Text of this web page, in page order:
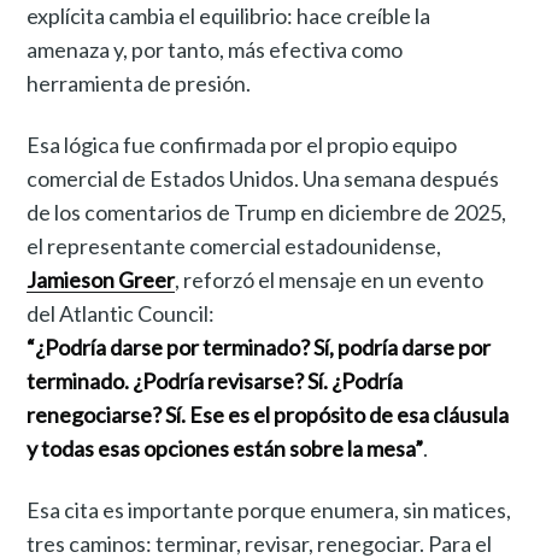
explícita cambia el equilibrio: hace creíble la
amenaza y, por tanto, más efectiva como
herramienta de presión.
Esa lógica fue confirmada por el propio equipo
comercial de Estados Unidos. Una semana después
de los comentarios de Trump en diciembre de 2025,
el representante comercial estadounidense,
Jamieson Greer, reforzó el mensaje en un evento
del Atlantic Council:
“¿Podría darse por terminado? Sí, podría darse por
terminado. ¿Podría revisarse? Sí. ¿Podría
renegociarse? Sí. Ese es el propósito de esa cláusula
y todas esas opciones están sobre la mesa”.
Esa cita es importante porque enumera, sin matices,
tres caminos: terminar, revisar, renegociar. Para el